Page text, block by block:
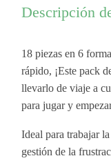
Descripción
18 piezas en 6
rápido, ¡Este pack
llevarlo de viaje a
para jugar y
Ideal para trabajar
gestión de la